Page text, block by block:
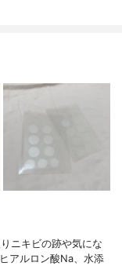
ニキビの跡や気にな
アルロン酸Na、水添